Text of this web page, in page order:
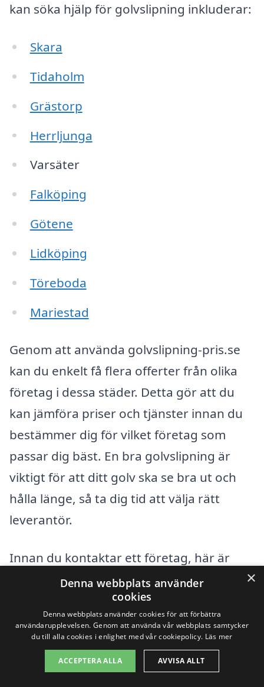
kan söka hjälp för golvslipning inkluderar:
Skara
Tidaholm
Grästorp
Herrljunga
Varsäter
Falköping
Götene
Lidköping
Töreboda
Mariestad
Genom att använda golvslipning-pris.se
kan du enkelt få flera offerter från olika
företag i dessa städer. Detta gör att du
kan jämföra priser och tjänster innan du
bestämmer dig för vilket företag som
passar dig bäst. En bra golvslipning är
viktigt för att ditt golv ska se bra ut och
hålla länge, så ta dig tid att välja rätt
leverantör.
Innan du kontaktar ett företag, här är
några punkter att överväga:
Vilken typ av golv har du? Trä, laminat
eller något annat material? Olika
material kan kräva olika metoder för
×
Denna webbplats använder
cookies
Denna webbplats använder cookies för att förbättra
användarupplevelsen. Genom att använda vår webbplats samtycker
du till alla cookies i enlighet med vår cookiepolicy. Läs mer
ACCEPTERA ALLA AVVISA ALLT